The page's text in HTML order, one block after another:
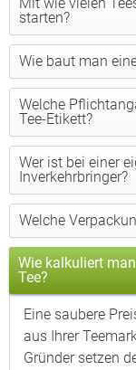
starten?
Wie baut man
Welche
Tee-Etikett?
Wer ist bei einer
Inverkehrbringer?
Welche
Wie kalkuliert
Tee?
Eine saubere
aus Ihrer
Gründer setzen